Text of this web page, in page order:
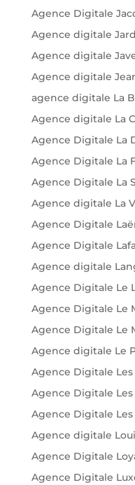
Agence Digitale
Agence digitale
Agence digitale
Agence digitale
agence digitale La
Agence digitale La
Agence Digitale La
Agence Digitale La
Agence Digitale La
Agence digitale La
Agence Digitale
Agence Digitale
Agence digitale
Agence Digitale Le
Agence Digitale Le
Agence Digitale Le
Agence digitale Le
Agence Digitale
Agence Digitale
Agence Digitale Les
Agence digitale
Agence Digitale
Agence Digitale